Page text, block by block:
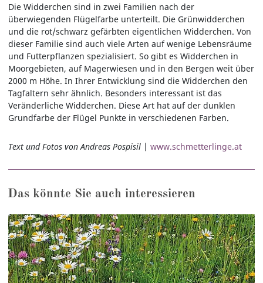
Die Widderchen sind in zwei Familien nach der
überwiegenden Flügelfarbe unterteilt. Die Grünwidderchen
und die rot/schwarz gefärbten eigentlichen Widderchen. Von
dieser Familie sind auch viele Arten auf wenige Lebensräume
und Futterpflanzen spezialisiert. So gibt es Widderchen in
Moorgebieten, auf Magerwiesen und in den Bergen weit über
2000 m Höhe. In Ihrer Entwicklung sind die Widderchen den
Tagfaltern sehr ähnlich. Besonders interessant ist das
Veränderliche Widderchen. Diese Art hat auf der dunklen
Grundfarbe der Flügel Punkte in verschiedenen Farben.
Text und Fotos von Andreas Pospisil | www.schmetterlinge.at
Das könnte Sie auch interessieren